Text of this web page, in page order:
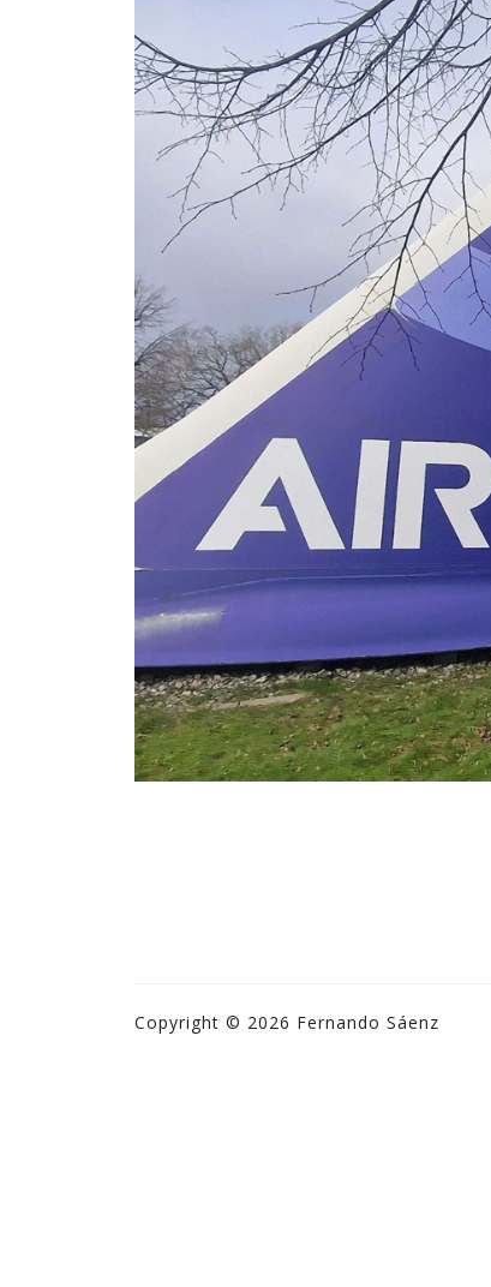
forma notable los resultados en diferentes
ámbitos de la empresa, desde procesos
internos hasta la relación con el cliente,
pasando por la creación de nuevos productos y
servicios digitales.
Copyright © 2026 Fernando Sáenz